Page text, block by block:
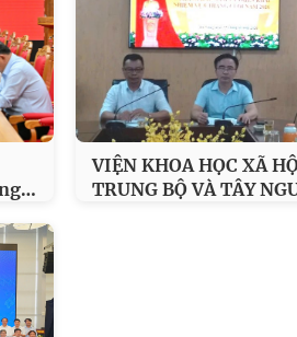
…
VIỆN KHOA HỌC XÃ
TRUNG BỘ VÀ TÂY